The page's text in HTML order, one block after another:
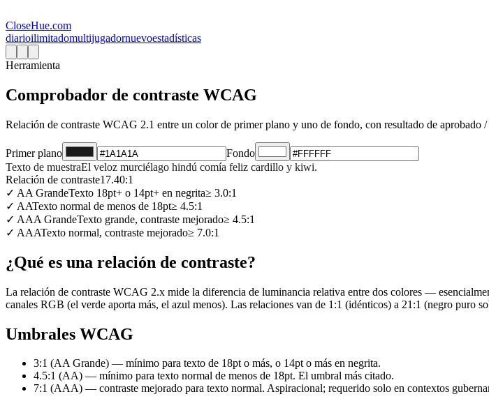
CloseHue.com
diarioilimitadomultijugadornuevoestadísticas
Herramienta
Comprobador de contraste WCAG
Relación de contraste WCAG 2.1 entre un color de primer plano y uno de fondo, con resultado de aprobado
Primer plano
Fondo
Texto de muestraEl veloz murciélago hindú comía feliz cardillo y kiwi.
Relación de contraste17.40:1
✓ AA GrandeTexto 18pt+ o 14pt+ en negrita≥ 3.0:1
✓ AATexto normal de menos de 18pt≥ 4.5:1
✓ AAA GrandeTexto grande, contraste mejorado≥ 4.5:1
✓ AAATexto normal, contraste mejorado≥ 7.0:1
¿Qué es una relación de contraste?
La relación de contraste WCAG 2.x mide la diferencia de luminancia relativa entre dos colores —
canales RGB (el verde aporta más, el azul menos). Las relaciones van de 1:1 (idénticos) a 21:1 (negro puro
Umbrales WCAG
3:1 (AA Grande) — mínimo para texto de 18pt o más, o 14pt o más en negrita.
4.5:1 (AA) — mínimo para texto normal de menos de 18pt. El umbral más citado.
7:1 (AAA) — contraste mejorado para texto normal. Aspiracional; requerido solo en contextos